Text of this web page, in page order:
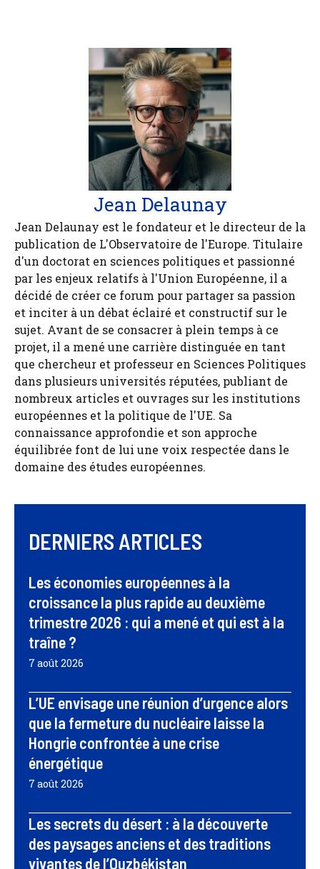
Jean Delaunay
Jean Delaunay est le fondateur et le directeur de la
publication de L'Observatoire de l'Europe. Titulaire
d'un doctorat en sciences politiques et passionné
par les enjeux relatifs à l'Union Européenne, il a
décidé de créer ce forum pour partager sa passion
et inciter à un débat éclairé et constructif sur le
sujet. Avant de se consacrer à plein temps à ce
projet, il a mené une carrière distinguée en tant
que chercheur et professeur en Sciences Politiques
dans plusieurs universités réputées, publiant de
nombreux articles et ouvrages sur les institutions
européennes et la politique de l'UE. Sa
connaissance approfondie et son approche
équilibrée font de lui une voix respectée dans le
domaine des études européennes.
DERNIERS ARTICLES
Les économies européennes à la
croissance la plus rapide au deuxième
trimestre 2026 : qui a mené et qui est à la
traîne ?
7 août 2026
L’UE envisage une réunion d’urgence alors
que la fermeture du nucléaire laisse la
Hongrie confrontée à une crise
énergétique
7 août 2026
Les secrets du désert : à la découverte
des paysages anciens et des traditions
vivantes de l’Ouzbékistan